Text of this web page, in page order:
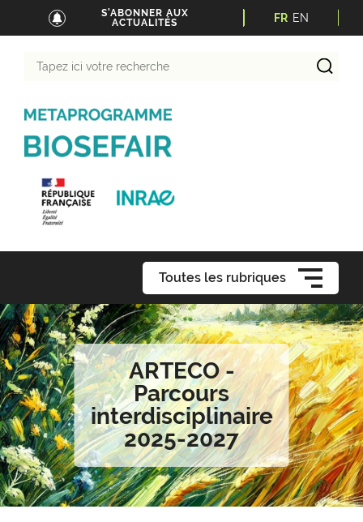
S'ABONNER AUX
ACTUALITÉS
FR EN
Toutes les rubriques
ARTECO -
Parcours
interdisciplinaire
2025-2027